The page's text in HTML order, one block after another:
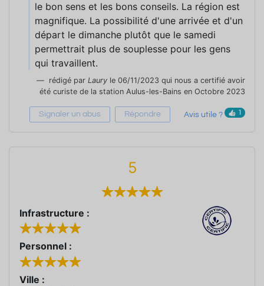
le bon sens et les bons conseils. La région est
magnifique. La possibilité d'une arrivée et d'un
départ le dimanche plutôt que le samedi
permettrait plus de souplesse pour les gens
qui travaillent.
rédigé par Laury le 06/11/2023 qui nous a certifié avoir
été curiste de la station Aulus-les-Bains en Octobre 2023
Signaler un abus Répondre Avis utile ? 1
5
Infrastructure :
Personnel :
Ville :